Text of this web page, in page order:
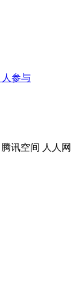
人参与
腾讯空间 人人网